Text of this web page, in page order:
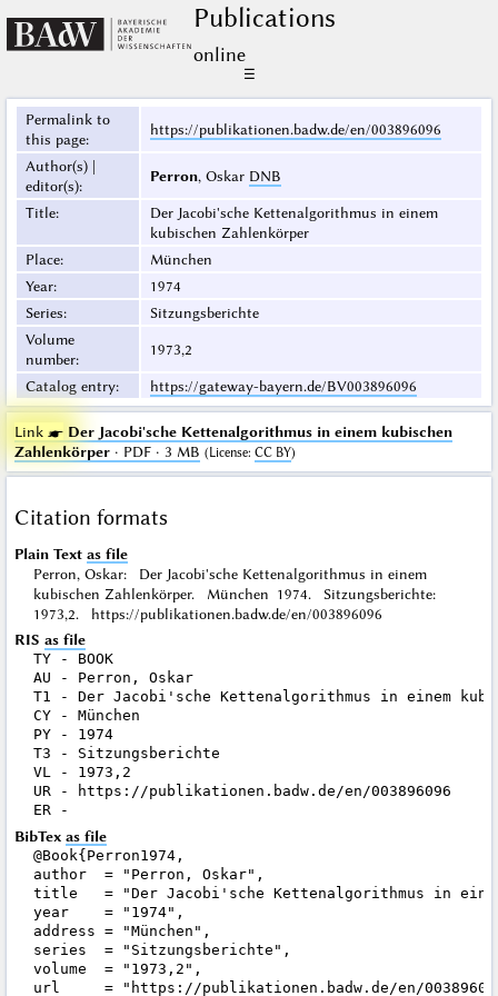
Publications
online
☰
Permalink to
this page:
https://publikationen.badw.de/en/003896096
Author(s) |
editor(s):
Perron, Oskar DNB
Title:
Der Jacobi'sche Kettenalgorithmus in einem
kubischen Zahlenkörper
Place:
München
Year:
1974
Series:
Sitzungsberichte
Volume
number:
1973,2
Catalog entry: https://gateway-bayern.de/BV003896096
Link ☛ Der Jacobi'sche Kettenalgorithmus in einem kubischen
Zahlenkörper· PDF · 3 MB (License: CC BY)
Citation formats
Plain Text as file
Perron, Oskar: Der Jacobi'sche Kettenalgorithmus in einem
kubischen Zahlenkörper. München 1974. Sitzungsberichte:
1973,2. https://publikationen.badw.de/en/003896096
RIS as file
TY - BOOK
AU - Perron, Oskar
T1 - Der Jacobi'sche Kettenalgorithmus in einem
CY - München
PY - 1974
T3 - Sitzungsberichte
VL - 1973,2
UR - https://publikationen.badw.de/en/003896096
BibTex as file
@Book{Perron1974,
author  = "Perron, Oskar",
title   = "Der Jacobi'sche Kettenalgorithmus in
year    = "1974",
address = "München",
series  = "Sitzungsberichte",
volume  = "1973,2",
url     = "https://publikationen.badw.de/en/